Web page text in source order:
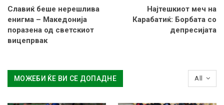
Славиќ беше нерешлива
енигма – Македонија
поразена од светскиот
вицепрвак
Најтешкиот меч на
Карабатиќ: Борбата со
депресијата
All
МОЖЕБИ ЌЕ ВИ СЕ ДОПАДНЕ